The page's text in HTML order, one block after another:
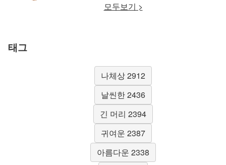
모두보기 >
태그
나체상 2912
날씬한 2436
긴 머리 2394
귀여운 2387
아름다운 2338